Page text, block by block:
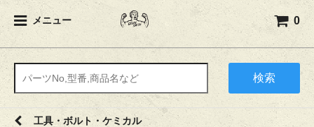
メニュー 0
検索
工具・ボルト・ケミカル